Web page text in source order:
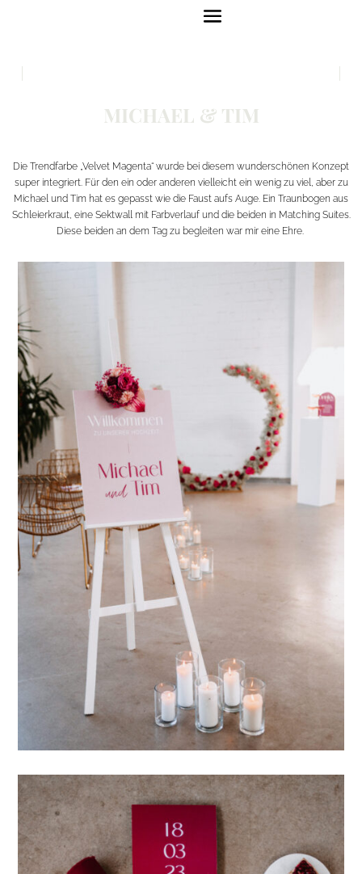
MICHAEL & TIM
Die Trendfarbe „Velvet Magenta“ wurde bei diesem wunderschönen Konzept
super integriert. Für den ein oder anderen vielleicht ein wenig zu viel, aber zu
Michael und Tim hat es gepasst wie die Faust aufs Auge. Ein Traunbogen aus
Schleierkraut, eine Sektwall mit Farbverlauf und die beiden in Matching Suites.
Diese beiden an dem Tag zu begleiten war mir eine Ehre.